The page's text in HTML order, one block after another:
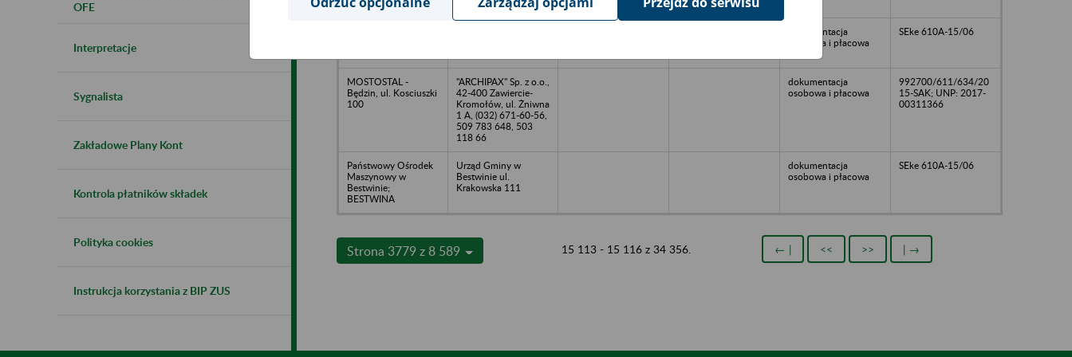
OFE
Interpretacje
Sygnalista
Zakładowe Plany Kont
Kontrola płatników składek
Polityka cookies
Instrukcja korzystania z BIP ZUS
biuro@tabulus.com.pl
dokumentacja
osobowa i płacowa
SEke 610A-15/06
MOSTOSTAL -
Będzin, ul. Kosciuszki
100
"ARCHIPAX" Sp. z o.o.,
42-400 Zawiercie-
Kromołów, ul. Żniwna
1 A, (032) 671-60-56,
509 783 648, 503
118 66
dokumentacja
osobowa i płacowa
992700/611/634/20
15-SAK; UNP: 2017-
00311366
Państwowy Ośrodek
Maszynowy w
Bestwinie;
BESTWINA
Urząd Gminy w
Bestwinie ul.
Krakowska 111
dokumentacja
osobowa i płacowa
SEke 610A-15/06
Strona 3779 z 8 589 15 113 - 15 116 z 34 356. ← | << >> | →